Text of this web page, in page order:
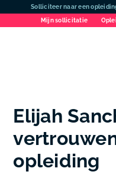
Solliciteer naar een
Mijn sollicitatie
Elijah
opleiding